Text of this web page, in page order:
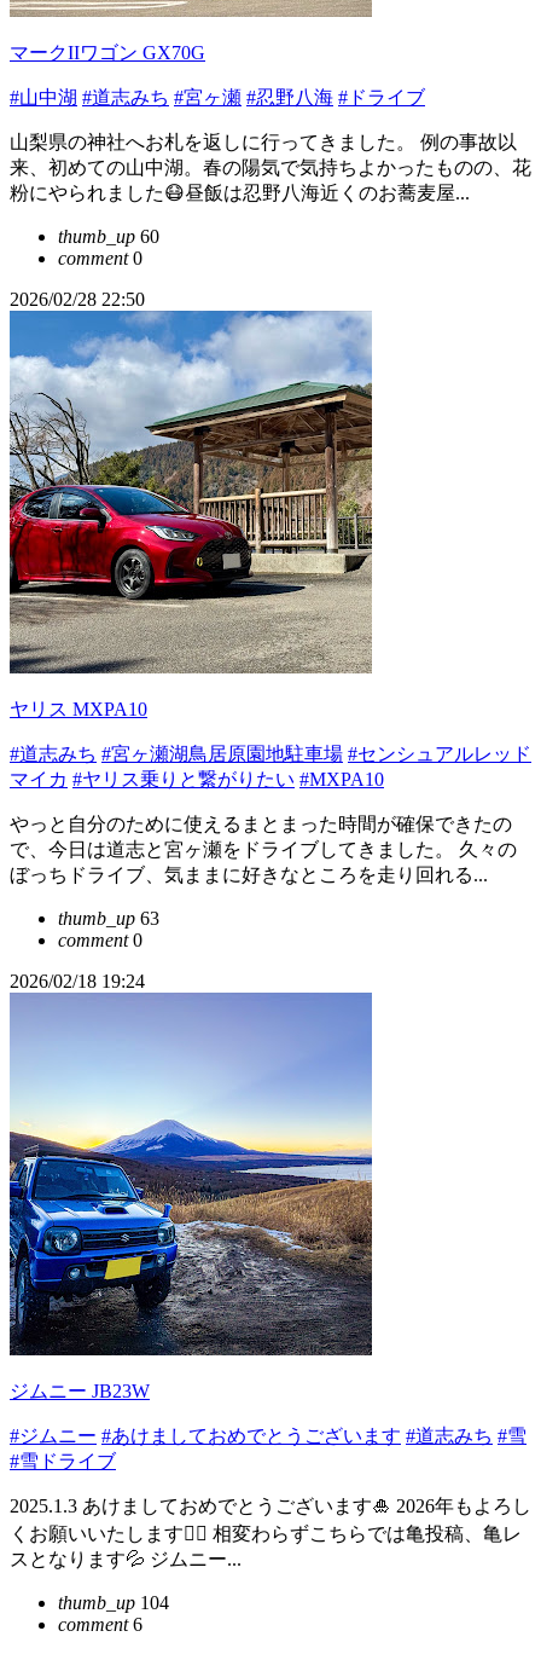
マークIIワゴン GX70G
#山中湖 #道志みち #宮ヶ瀬 #忍野八海 #ドライブ
山梨県の神社へお札を返しに行ってきました。 例の事故以
来、初めての山中湖。春の陽気で気持ちよかったものの、花
粉にやられました😷昼飯は忍野八海近くのお蕎麦屋...
thumb_up 60
comment0
2026/02/28 22:50
ヤリス MXPA10
#道志みち #宮ヶ瀬湖鳥居原園地駐車場 #センシュアルレッド
マイカ #ヤリス乗りと繋がりたい #MXPA10
やっと自分のために使えるまとまった時間が確保できたの
で、今日は道志と宮ヶ瀬をドライブしてきました。 久々の
ぼっちドライブ、気ままに好きなところを走り回れる...
thumb_up 63
comment0
2026/02/18 19:24
ジムニー JB23W
#ジムニー #あけましておめでとうございます #道志みち #雪
#雪ドライブ
2025.1.3 あけましておめでとうございます🎍 2026年もよろし
くお願いいたします🙇‍♂️ 相変わらずこちらでは亀投稿、亀レ
スとなります💦 ジムニー...
thumb_up 104
comment6